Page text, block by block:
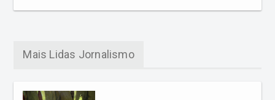
Mais Lidas Jornalismo